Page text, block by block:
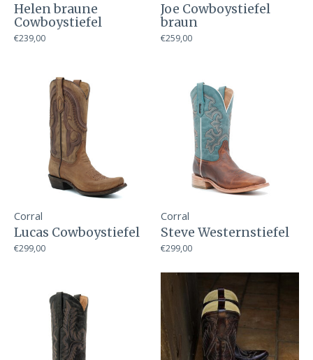
Helen braune
Cowboystiefel
€239,00
Joe Cowboystiefel
braun
€259,00
Corral
Lucas Cowboystiefel
€299,00
Corral
Steve Westernstiefel
€299,00